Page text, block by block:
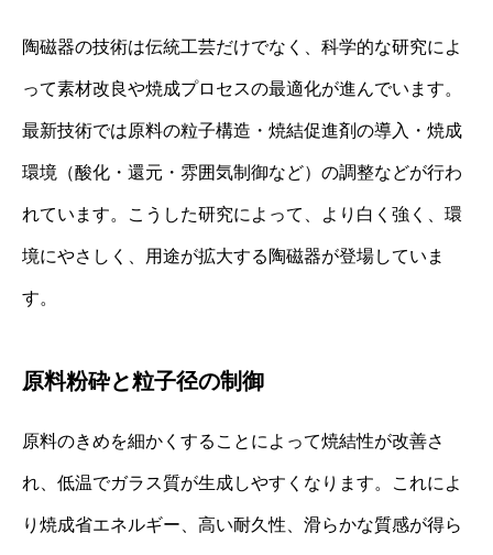
陶磁器の技術は伝統工芸だけでなく、科学的な研究によ
って素材改良や焼成プロセスの最適化が進んでいます。
最新技術では原料の粒子構造・焼結促進剤の導入・焼成
環境（酸化・還元・雰囲気制御など）の調整などが行わ
れています。こうした研究によって、より白く強く、環
境にやさしく、用途が拡大する陶磁器が登場していま
す。
原料粉砕と粒子径の制御
原料のきめを細かくすることによって焼結性が改善さ
れ、低温でガラス質が生成しやすくなります。これによ
り焼成省エネルギー、高い耐久性、滑らかな質感が得ら